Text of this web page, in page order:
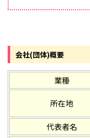
会社(団体)概要
業種
所在地
代表者名